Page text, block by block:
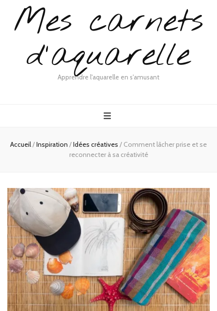
Mes carnets
d'aquarelle
Apprendre l'aquarelle en s'amusant
Accueil/Inspiration /Idées créatives / Comment lâcher prise et se
reconnecter à sa créativité